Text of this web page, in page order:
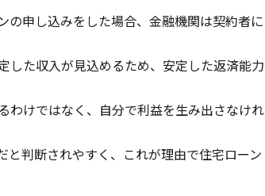
の申し込みをした場合、金融機関は契約者に
した収入が見込めるため、安定した返済能力
わけではなく、自分で利益を生み出さなけれ
と判断されやすく、これが理由で住宅ローン